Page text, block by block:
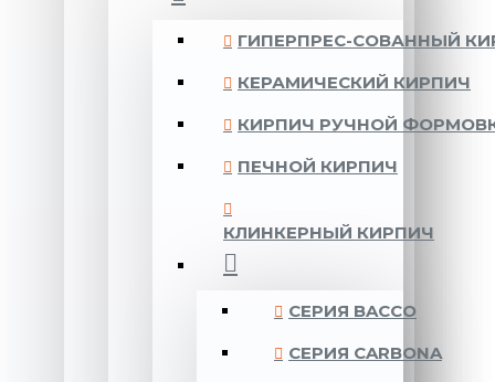
ГИПЕРПРЕС-СОВАННЫЙ
КЕРАМИЧЕСКИЙ КИРПИЧ
КИРПИЧ РУЧНОЙ
ПЕЧНОЙ КИРПИЧ
КЛИНКЕРНЫЙ КИРПИЧ
CЕРИЯ BACCO
CЕРИЯ CARBONA